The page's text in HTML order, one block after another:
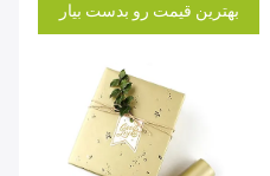
بهترین قیمت رو بدست بیار